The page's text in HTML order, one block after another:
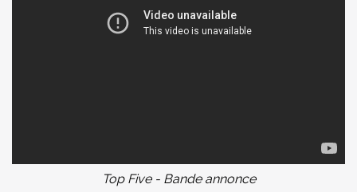
Top Five - Bande annonce